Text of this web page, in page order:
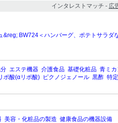
インタレストマッチ - 広
&reg; BW724＜ハンバーグ、ポテトサラダ
エステ機器 介護食品 基礎化粧品 青ミ
ポ酸(αリポ酸) ピクノジェノール 黒酢 特
美容・化粧品の製造 健康食品の機器設備